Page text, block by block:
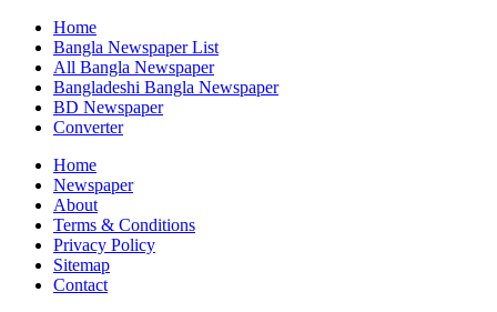
Skip
content
Home
Bangla Newspaper List
All Bangla Newspaper
Bangladeshi Bangla Newspaper
BD Newspaper
Converter
Home
Newspaper
About
Terms & Conditions
Privacy Policy
Sitemap
Contact